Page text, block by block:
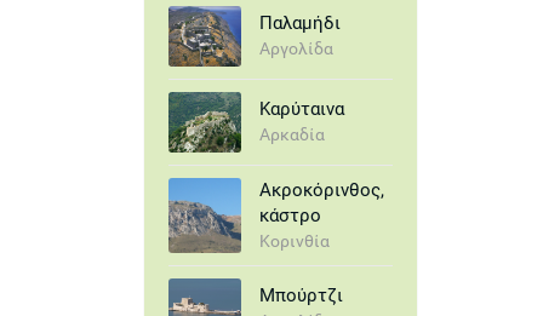
Παλαμήδι
Αργολίδα
Καρύταινα
Αρκαδία
Ακροκόρινθος,
κάστρο
Κορινθία
Μπούρτζι